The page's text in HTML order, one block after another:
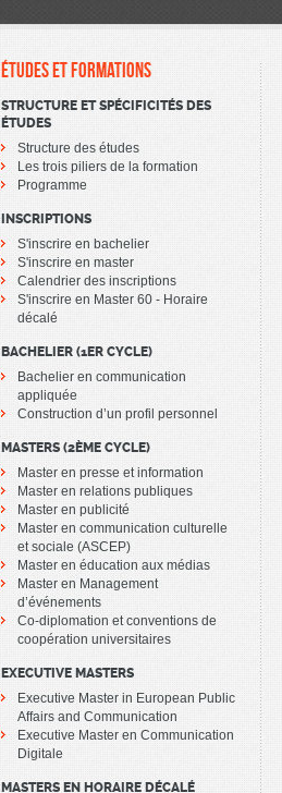
ÉTUDES ET FORMATIONS
STRUCTURE ET SPÉCIFICITÉS DES
ÉTUDES
Structure des études
Les trois piliers de la formation
Programme
INSCRIPTIONS
S'inscrire en bachelier
S'inscrire en master
Calendrier des inscriptions
S'inscrire en Master 60 - Horaire
décalé
BACHELIER (1ER CYCLE)
Bachelier en communication
appliquée
Construction d’un profil personnel
MASTERS (2ÈME CYCLE)
Master en presse et information
Master en relations publiques
Master en publicité
Master en communication culturelle
et sociale (ASCEP)
Master en éducation aux médias
Master en Management
d’événements
Co-diplomation et conventions de
coopération universitaires
EXECUTIVE MASTERS
Executive Master in European Public
Affairs and Communication
Executive Master en Communication
Digitale
MASTERS EN HORAIRE DÉCALÉ